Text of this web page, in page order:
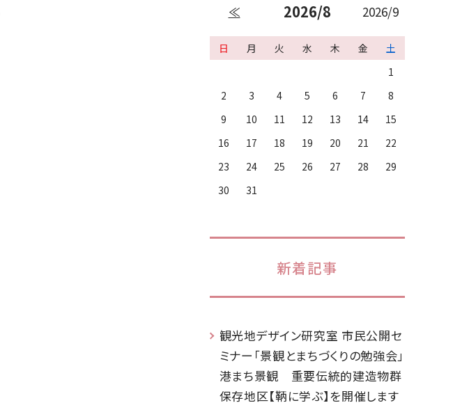
≪ 2026/8 2026/9
日 月 火 水 木 金
土
1
2
3 4 5 6 7
8
9
10 11 12 13 14
15
16
17 18 19 20 21
22
23
24 25 26 27 28
29
30
31
新着記事
観光地デザイン研究室 市民公開セ
ミナー「景観とまちづくりの勉強会」
港まち景観 重要伝統的建造物群
保存地区【鞆に学ぶ】を開催します